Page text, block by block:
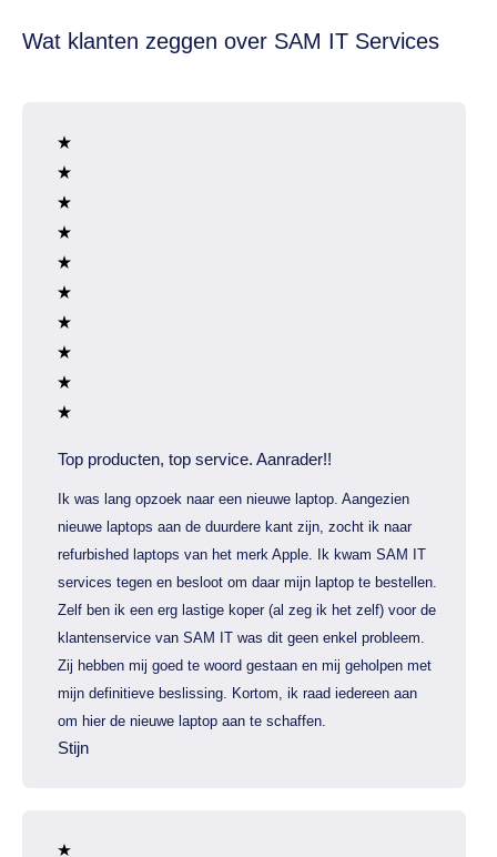
Wat klanten zeggen over SAM IT Services
Top producten, top service. Aanrader!!
Ik was lang opzoek naar een nieuwe laptop. Aangezien
nieuwe laptops aan de duurdere kant zijn, zocht ik naar
refurbished laptops van het merk Apple. Ik kwam SAM IT
services tegen en besloot om daar mijn laptop te bestellen.
Zelf ben ik een erg lastige koper (al zeg ik het zelf) voor de
klantenservice van SAM IT was dit geen enkel probleem.
Zij hebben mij goed te woord gestaan en mij geholpen met
mijn definitieve beslissing. Kortom, ik raad iedereen aan
om hier de nieuwe laptop aan te schaffen.
Stijn